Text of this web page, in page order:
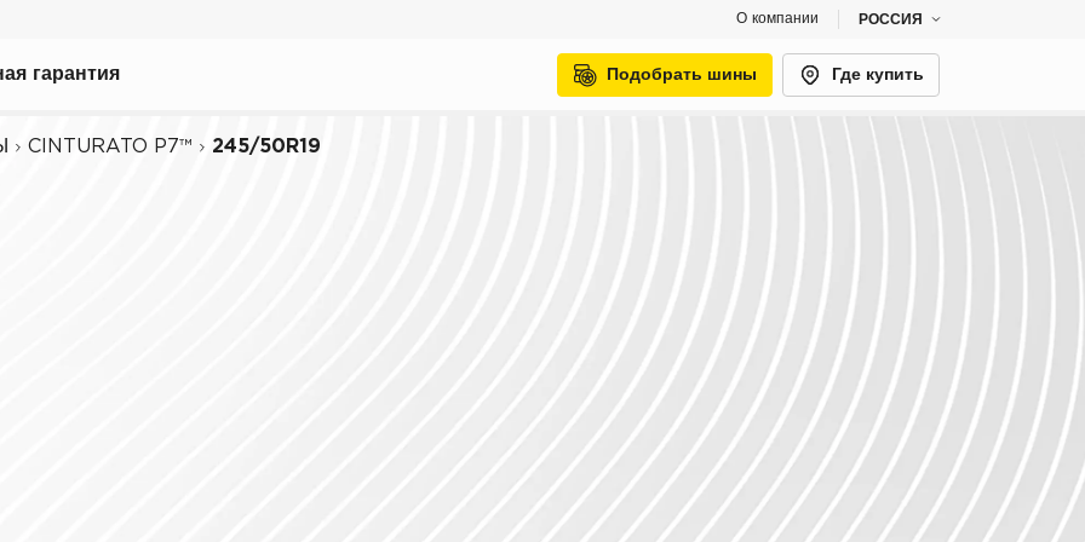
О компании РОССИЯ
вождению
гарантия Подобрать шины Где купить
CINTURATO P7™ 245/50R19